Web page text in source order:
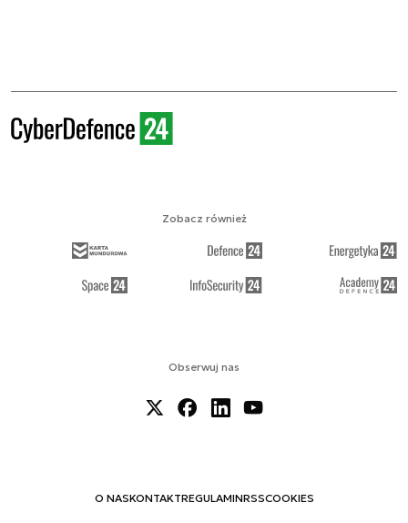
Obserwuj nas
O NASKONTAKTREGULAMINRSSCOOKIES
Zobacz również